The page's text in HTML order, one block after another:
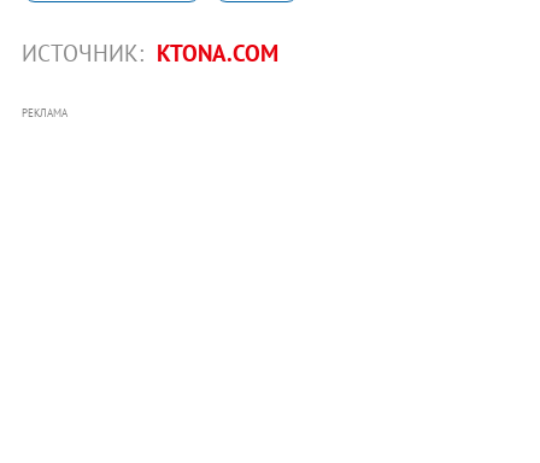
ИСТОЧНИК: KTONA.COM
РЕКЛАМА